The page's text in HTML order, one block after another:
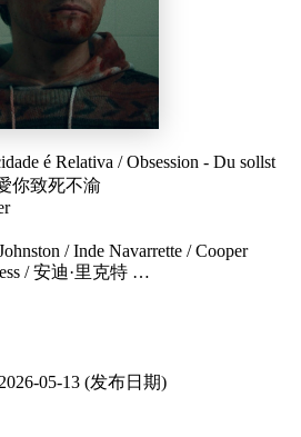
é Relativa /Obsession - Du sollst
你致死不渝
/Inde Navarrette /Cooper
/安迪·里克特 …
2026-05-13 (发布日期)